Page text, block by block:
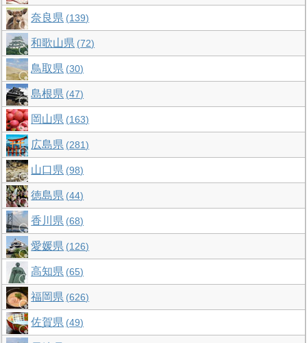
奈良県 139
和歌山県 72
鳥取県 30
島根県 47
岡山県 163
広島県 281
山口県 98
徳島県 44
香川県 68
愛媛県 126
高知県 65
福岡県 626
佐賀県 49